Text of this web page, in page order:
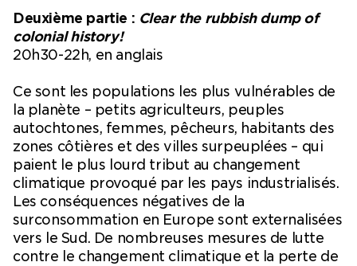
Deuxième partie : Clear the rubbish dump of
colonial history!
20h30-22h, en anglais
Ce sont les populations les plus vulnérables de
la planète – petits agriculteurs, peuples
autochtones, femmes, pêcheurs, habitants des
zones côtières et des villes surpeuplées – qui
paient le plus lourd tribut au changement
climatique provoqué par les pays industrialisés.
Les conséquences négatives de la
surconsommation en Europe sont externalisées
vers le Sud. De nombreuses mesures de lutte
contre le changement climatique et la perte de